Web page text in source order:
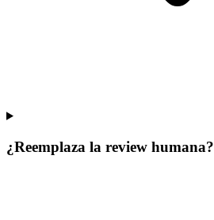
¿Reemplaza la review humana?